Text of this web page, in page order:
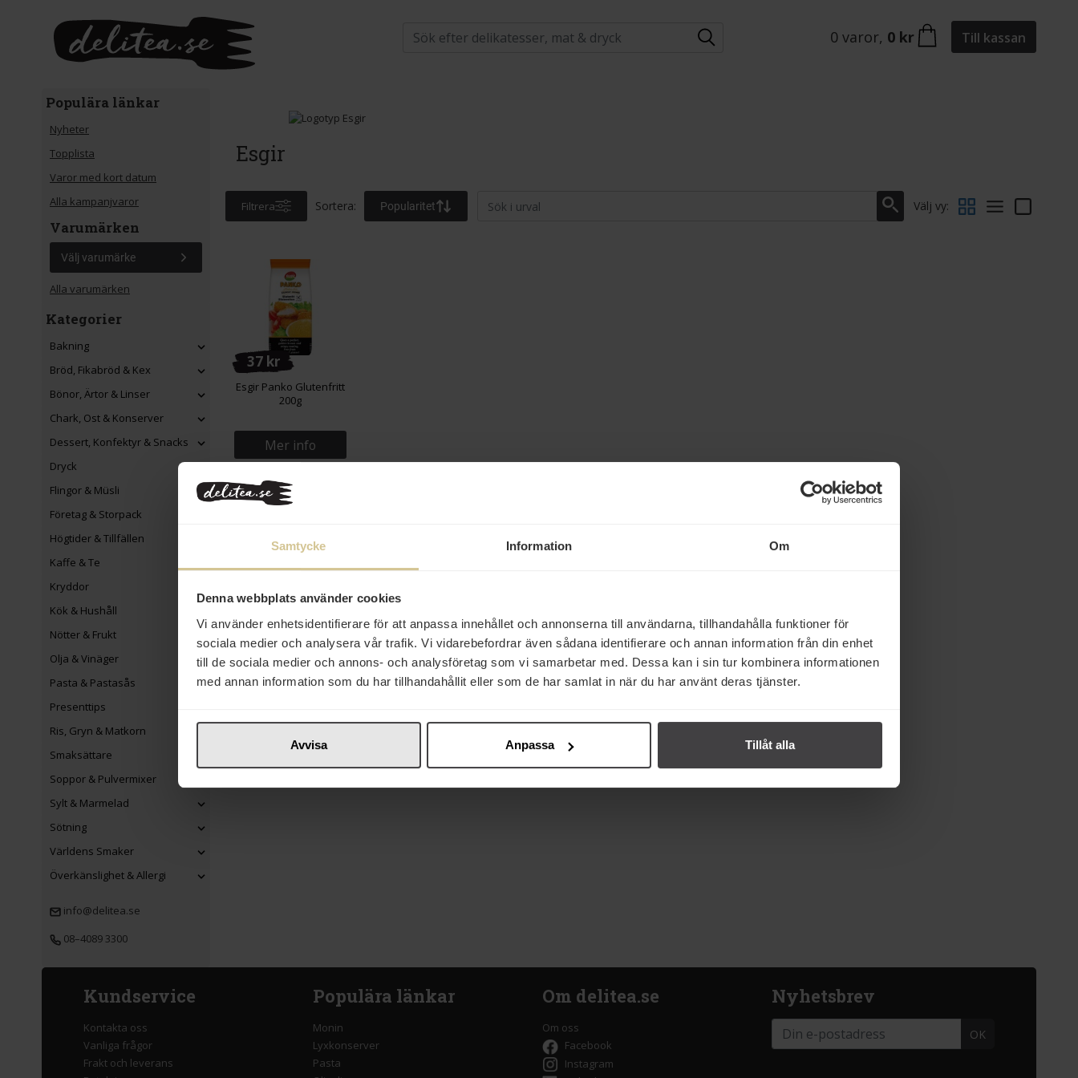
Samtycke Information Om
Denna webbplats använder cookies
Vi använder enhetsidentifierare för att anpassa innehållet och annonserna till användarna, tillhandahålla funktioner för
sociala medier och analysera vår trafik. Vi vidarebefordrar även sådana identifierare och annan information från din enhet
till de sociala medier och annons- och analysföretag som vi samarbetar med. Dessa kan i sin tur kombinera informationen
med annan information som du har tillhandahållit eller som de har samlat in när du har använt deras tjänster.
Avvisa Anpassa Tillåt alla
0 varor, 0 kr Till kassan
Populära länkar
Nyheter
Topplista
Varor med kort datum
Alla kampanjvaror
Varumärken
Välj varumärke
Alla varumärken
Kategorier
Bakning
Bröd, Fikabröd & Kex
Bönor, Ärtor & Linser
Chark, Ost & Konserver
Dessert, Konfektyr & Snacks
Dryck
Flingor & Müsli
Företag & Storpack
Högtider & Tillfällen
Kaffe & Te
Kryddor
Kök & Hushåll
Nötter & Frukt
Olja & Vinäger
Pasta & Pastasås
Presenttips
Ris, Gryn & Matkorn
Smaksättare
Soppor & Pulvermixer
Sylt & Marmelad
Sötning
Världens Smaker
Överkänslighet & Allergi
info@delitea.se
08–4089 3300
Esgir
Filtrera Sortera: Popularitet Välj vy:
37 kr
Esgir Panko Glutenfritt
200g
Mer info
Kundservice
Kontakta oss
Vanliga frågor
Frakt och leverans
Populära länkar
Monin
Lyxkonserver
Pasta
Om delitea.se
Om oss
Facebook
Instagram
Nyhetsbrev
OK